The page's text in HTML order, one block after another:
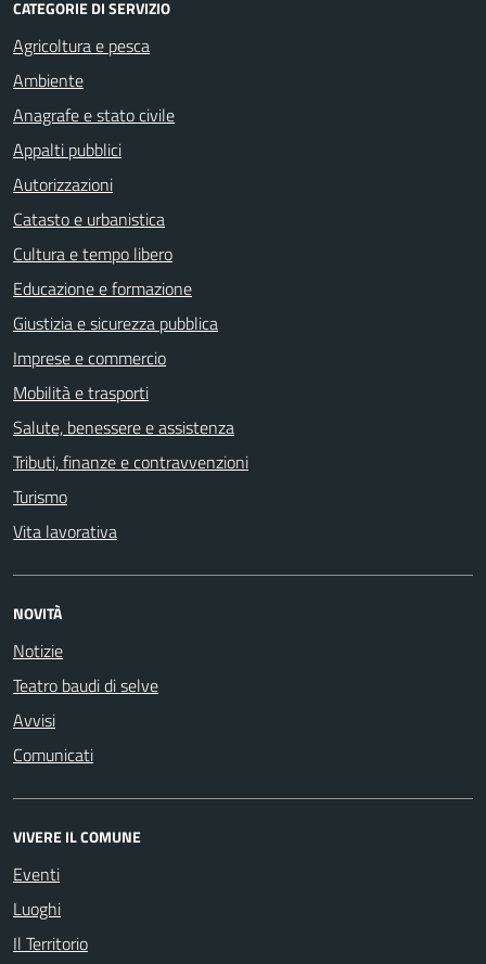
CATEGORIE DI SERVIZIO
Agricoltura e pesca
Ambiente
Anagrafe e stato civile
Appalti pubblici
Autorizzazioni
Catasto e urbanistica
Cultura e tempo libero
Educazione e formazione
Giustizia e sicurezza pubblica
Imprese e commercio
Mobilità e trasporti
Salute, benessere e assistenza
Tributi, finanze e contravvenzioni
Turismo
Vita lavorativa
NOVITÀ
Notizie
Teatro baudi di selve
Avvisi
Comunicati
VIVERE IL COMUNE
Eventi
Luoghi
Il Territorio